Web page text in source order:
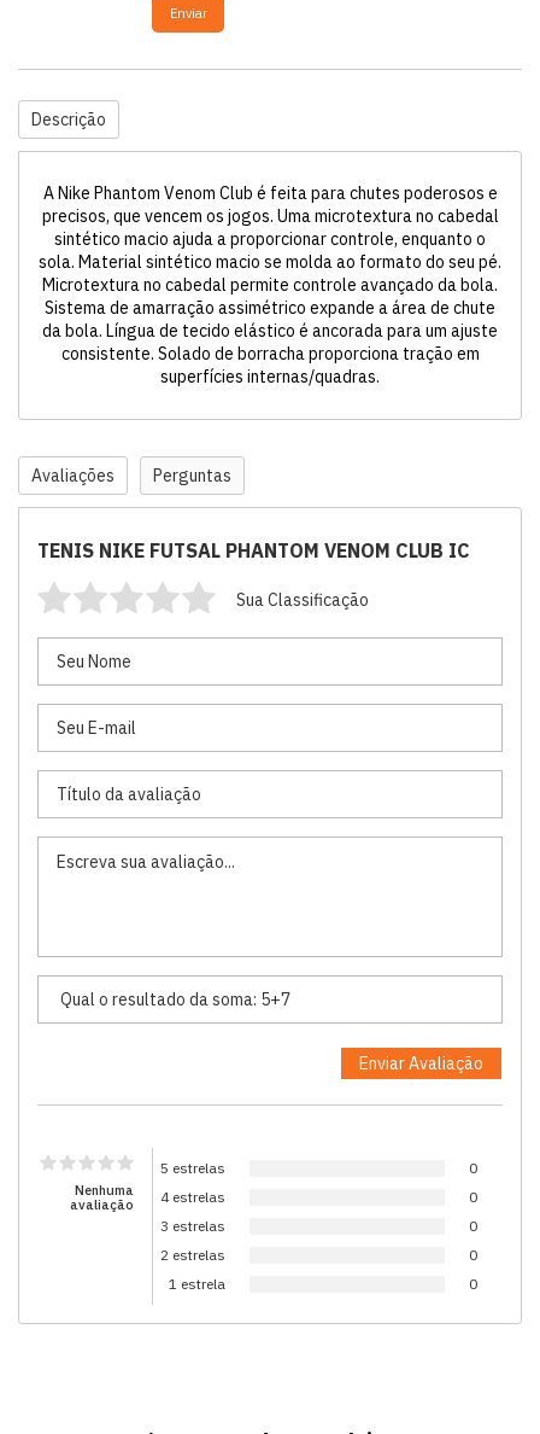
Enviar
Descrição
A Nike Phantom Venom Club é feita para chutes poderosos e
precisos, que vencem os jogos. Uma microtextura no cabedal
sintético macio ajuda a proporcionar controle, enquanto o
sola. Material sintético macio se molda ao formato do seu pé.
Microtextura no cabedal permite controle avançado da bola.
Sistema de amarração assimétrico expande a área de chute
da bola. Língua de tecido elástico é ancorada para um ajuste
consistente. Solado de borracha proporciona tração em
superfícies internas/quadras.
Avaliações Perguntas
TENIS NIKE FUTSAL PHANTOM VENOM CLUB IC
Sua Classificação
Nenhuma
avaliação
5 estrelas
0
4 estrelas
0
3 estrelas
0
2 estrelas
0
1 estrela
0